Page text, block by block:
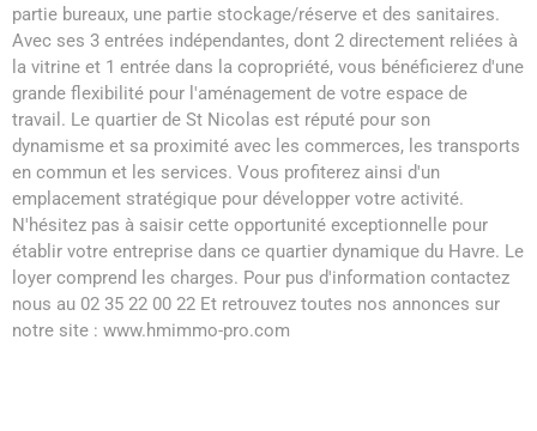
partie bureaux, une partie stockage/réserve et des sanitaires.
Avec ses 3 entrées indépendantes, dont 2 directement reliées à
la vitrine et 1 entrée dans la copropriété, vous bénéficierez d'une
grande flexibilité pour l'aménagement de votre espace de
travail. Le quartier de St Nicolas est réputé pour son
dynamisme et sa proximité avec les commerces, les transports
en commun et les services. Vous profiterez ainsi d'un
emplacement stratégique pour développer votre activité.
N'hésitez pas à saisir cette opportunité exceptionnelle pour
établir votre entreprise dans ce quartier dynamique du Havre. Le
loyer comprend les charges. Pour pus d'information contactez
nous au 02 35 22 00 22 Et retrouvez toutes nos annonces sur
notre site : www.hmimmo-pro.com